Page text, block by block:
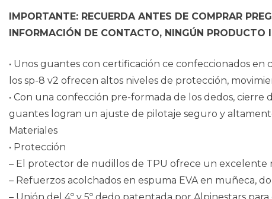
IMPORTANTE: RECUERDA ANTES DE COMPRAR
INFORMACIÓN DE CONTACTO, NINGÚN PRODUCTO
• Unos guantes con certificación ce confeccionados
los sp-8 v2 ofrecen altos niveles de protección,
• Con una confección pre-formada de los dedos,
guantes logran un ajuste de pilotaje seguro y
Materiales
• Protección
– El protector de nudillos de TPU ofrece un excelente
– Refuerzos acolchados en espuma EVA en muñeca,